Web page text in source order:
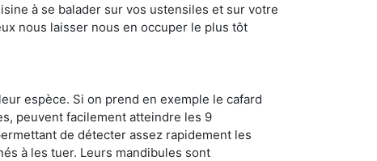
à se balader sur vos ustensiles et sur votre
nous laisser nous en occuper le plus tôt
espèce. Si on prend en exemple le cafard
peuvent facilement atteindre les 9
de détecter assez rapidement les
à les tuer. Leurs mandibules sont